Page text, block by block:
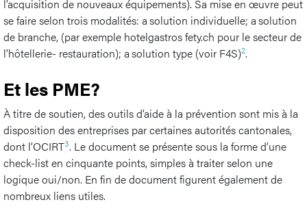
l’acquisition de nouveaux équipements). Sa mise en œuvre peut
se faire selon trois modalités: a solution individuelle; a solution
de branche, (par exemple hotelgastros fety.ch pour le secteur de
l’hôtellerie- restauration); a solution type (voir F4S)2.
Et les PME?
À titre de soutien, des outils d’aide à la prévention sont mis à la
disposition des entreprises par certaines autorités cantonales,
dont l’OCIRT3. Le document se présente sous la forme d’une
check-list en cinquante points, simples à traiter selon une
logique oui/non. En fin de document figurent également de
nombreux liens utiles.